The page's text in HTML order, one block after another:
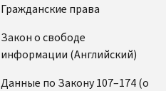
Гражданские права
Закон о свободе
информации (Английский)
Данные по Закону 107–174 (о